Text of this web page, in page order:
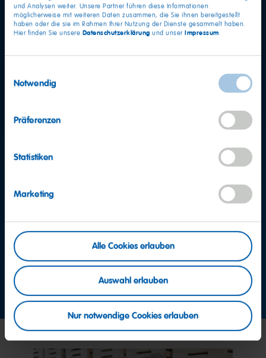
und Analysen weiter. Unsere Partner führen diese Informationen
möglicherweise mit weiteren Daten zusammen, die Sie ihnen bereitgestellt
haben oder die sie im Rahmen Ihrer Nutzung der Dienste gesammelt haben.
Hier finden Sie unsere Datenschutzerklärung und unser Impressum.
Notwendig
Präferenzen
Statistiken
Marketing
Alle Cookies erlauben
Auswahl erlauben
Nur notwendige Cookies erlauben
Weitere Fragen?
Team Verbraucherservice
Jetzt Kontakt aufnehmen